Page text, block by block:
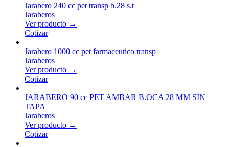
Jarabero 240 cc pet transp b.28 s.t
Jaraberos
Ver producto →
Cotizar
Jarabero 1000 cc pet farmaceutico transp
Jaraberos
Ver producto →
Cotizar
JARABERO 90 cc PET AMBAR B.OCA 28 MM SIN
TAPA
Jaraberos
Ver producto →
Cotizar